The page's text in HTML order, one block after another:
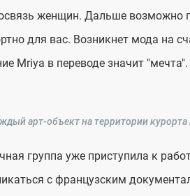
женщин. Дальше возможно
для вас. Возникнет мода на
Mriya в переводе значит
арт-объект на территории
группа уже приступила к
с французским